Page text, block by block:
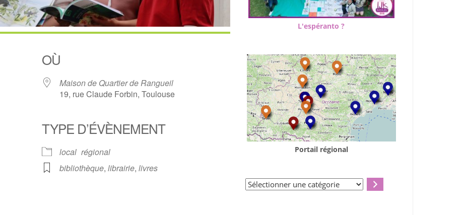
Calendrier Google Office 365 Outlook Live
OÙ
Maison de Quartier de Rangueil
19, rue Claude Forbin, Toulouse
TYPE D’ÉVÈNEMENT
local régional
bibliothèque, librairie, livres
L'espéranto ?
Portail régional
Sélectionner